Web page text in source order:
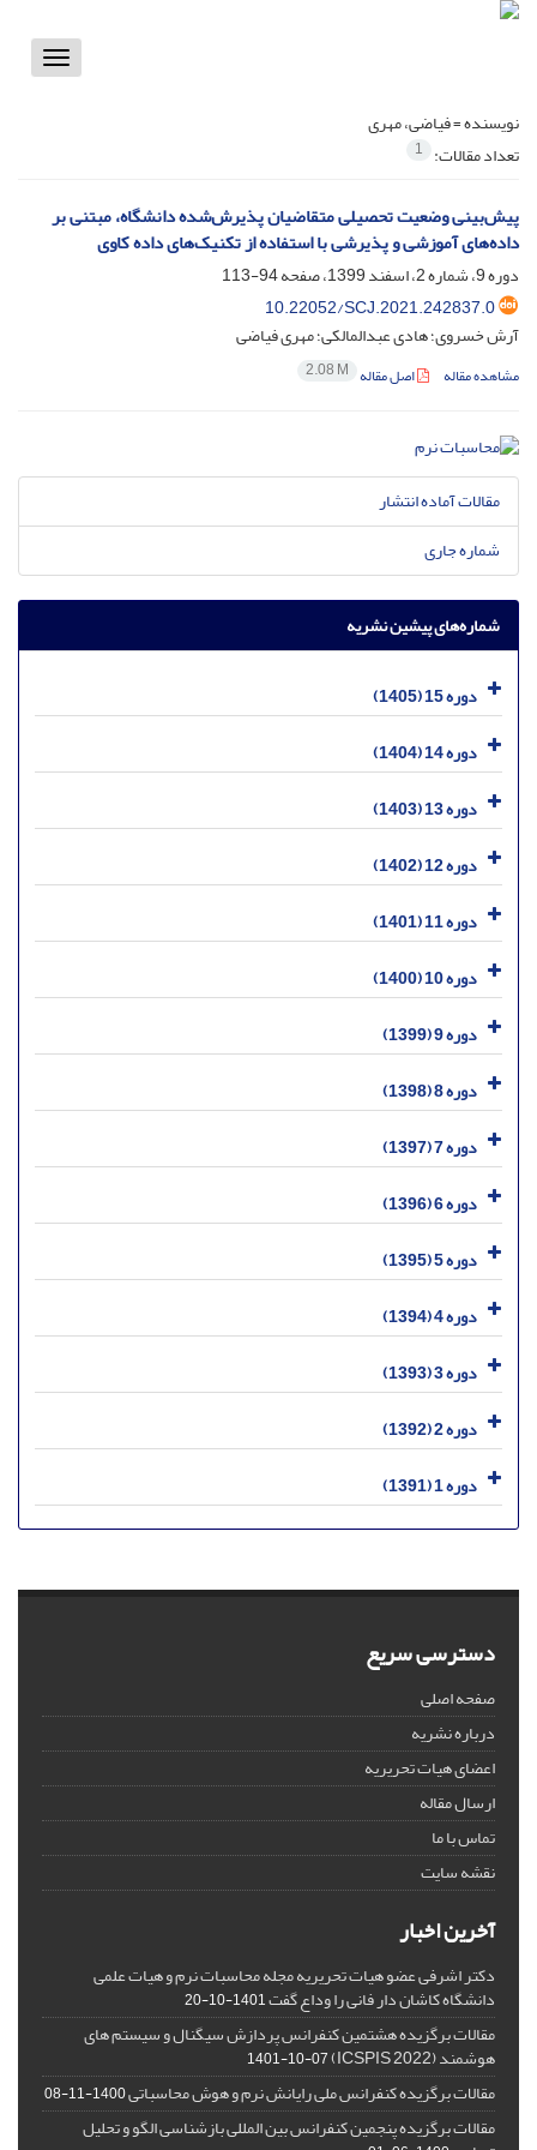
Toggle
نویسنده =فیاضی، مهری
تعداد مقالات: 1
پیش‌بینی وضعیت تحصیلی متقاضیان پذیرش‌شده دانشگاه، مبتنی بر
داده‌های آموزشی و پذیرشی با استفاده از تکنیک‌های داده کاوی
دوره 9، شماره 2، اسفند 1399، صفحه
94-113
10.22052/SCJ.2021.242837.0
آرش خسروی؛ هادی عبدالمالکی؛ مهری فیاضی
مشاهده مقاله اصل مقاله 2.08 M
مقالات آماده انتشار
شماره جاری
شماره‌های پیشین نشریه
دوره 15 (1405)
دوره 14 (1404)
دوره 13 (1403)
دوره 12 (1402)
دوره 11 (1401)
دوره 10 (1400)
دوره 9 (1399)
دوره 8 (1398)
دوره 7 (1397)
دوره 6 (1396)
دوره 5 (1395)
دوره 4 (1394)
دوره 3 (1393)
دوره 2 (1392)
دوره 1 (1391)
دسترسی سریع
صفحه اصلی
درباره نشریه
اعضای هیات تحریریه
ارسال مقاله
تماس با ما
نقشه سایت
آخرین اخبار
دکتر اشرفی عضو هیات تحریریه مجله محاسبات نرم و هیات علمی
دانشگاه کاشان دار فانی را وداع گفت1401-10-20
مقالات برگزیده هشتمین کنفرانس پردازش سیگنال و سیستم های
هوشمند (ICSPIS 2022) 1401-10-07
مقالات برگزیده کنفرانس ملی رایانش نرم و هوش محاسباتی1400-11-08
مقالات برگزیده پنجمین کنفرانس بین المللی بازشناسی الگو و تحلیل